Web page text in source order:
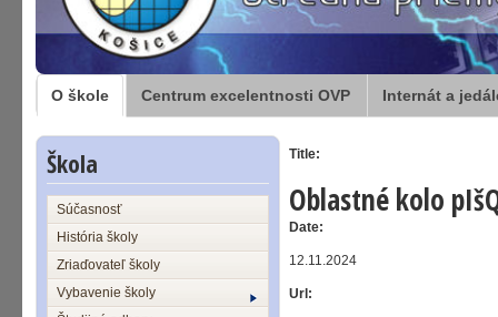
O škole Centrum excelentnosti OVP Internát a
Škola
Súčasnosť
História školy
Zriaďovateľ školy
Vybavenie školy
Title:
Oblastné kolo
Date:
12.11.2024
Url: